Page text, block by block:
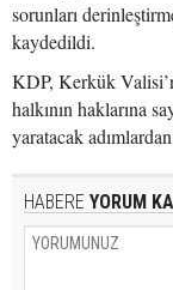
sorunları
kaydedildi.
KDP, Kerkük
halkının haklarına
yaratacak
HABERE YORUM